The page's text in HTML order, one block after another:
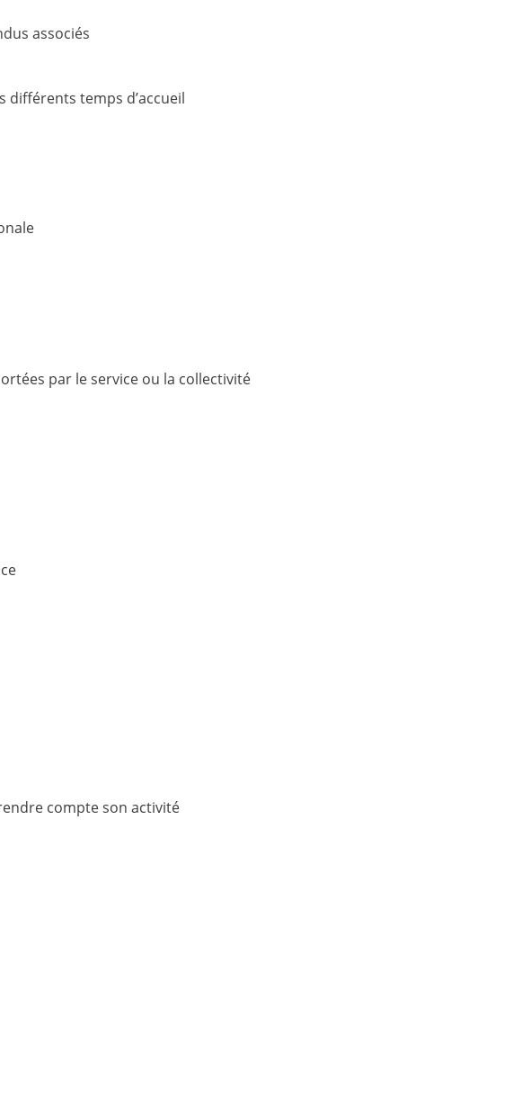
associés
différents temps d’accueil
par le service ou la collectivité
compte son activité